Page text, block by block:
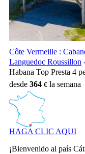
Côte Vermeille : Cabane
Côte Vermeille :
Languedoc Roussillon
Habana Top Presta 4
desde 364 la semana
HAGA CLIC AQUI
¡Bienvenido al país